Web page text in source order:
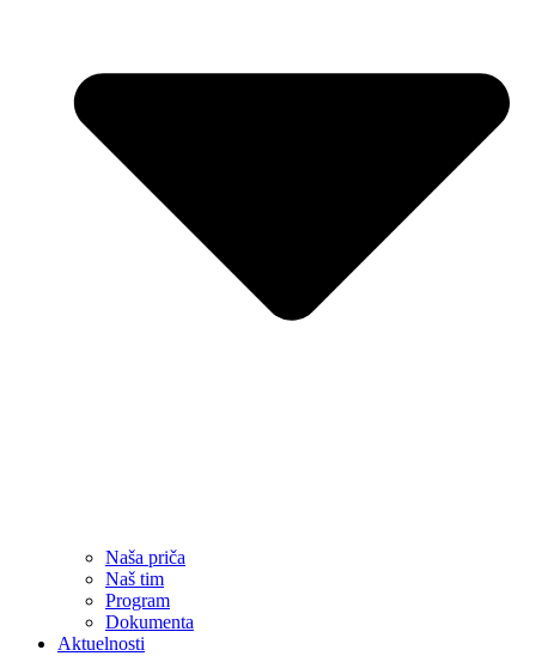
Naša priča
Naš tim
Program
Dokumenta
Aktuelnosti